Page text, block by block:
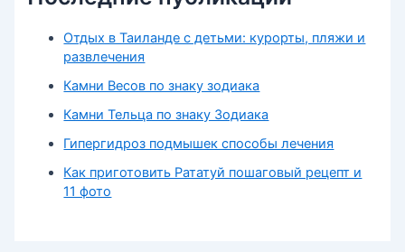
Отдых в Таиланде с детьми: курорты, пляжи и
развлечения
Камни Весов по знаку зодиака
Камни Тельца по знаку Зодиака
Гипергидроз подмышек способы лечения
Как приготовить Рататуй пошаговый рецепт и
11 фото